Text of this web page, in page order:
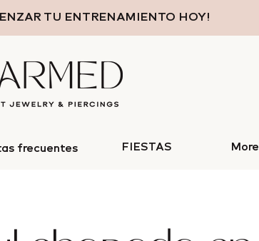
TU ENTRENAMIENTO HOY!
frecuentes FIESTAS More